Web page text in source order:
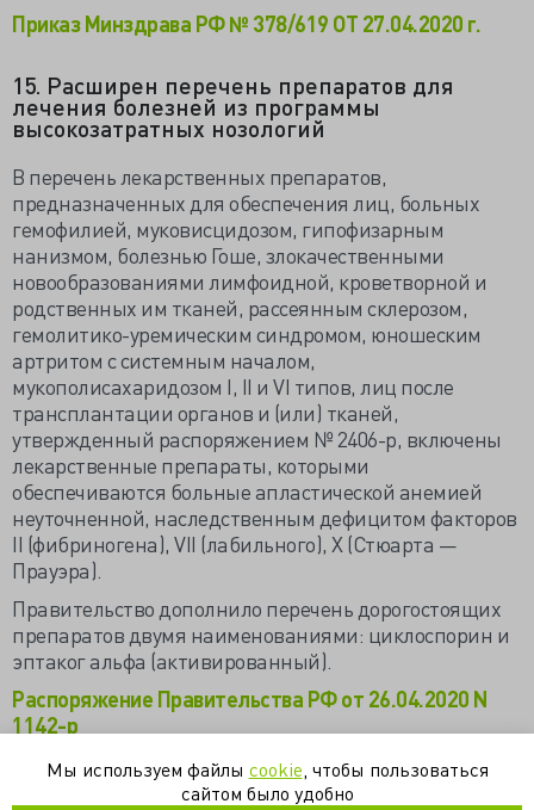
Приказ Минздрава РФ № 378/619 ОТ 27.04.2020 г.
15. Расширен перечень препаратов для
лечения болезней из программы
высокозатратных нозологий
В перечень лекарственных препаратов,
предназначенных для обеспечения лиц, больных
гемофилией, муковисцидозом, гипофизарным
нанизмом, болезнью Гоше, злокачественными
новообразованиями лимфоидной, кроветворной и
родственных им тканей, рассеянным склерозом,
гемолитико-уремическим синдромом, юношеским
артритом с системным началом,
мукополисахаридозом I, II и VI типов, лиц после
трансплантации органов и (или) тканей,
утвержденный распоряжением № 2406-р, включены
лекарственные препараты, которыми
обеспечиваются больные апластической анемией
неуточненной, наследственным дефицитом факторов
II (фибриногена), VII (лабильного), X (Стюарта —
Прауэра).
Правительство дополнило перечень дорогостоящих
препаратов двумя наименованиями: циклоспорин и
эптаког альфа (активированный).
Распоряжение Правительства РФ от 26.04.2020 N
1142-р
Мы используем файлы cookie , чтобы пользоваться
сайтом было удобно